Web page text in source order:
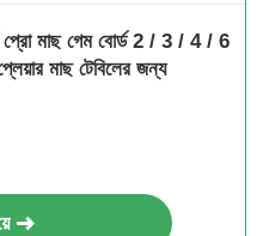
প্রো মাছ গেম বোর্ড 2 / 3 / 4 / 6
মাছ টেবিলের জন্য